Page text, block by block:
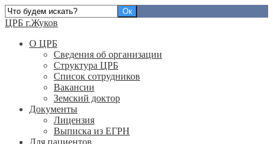
ЦРБ г.Жуков
О ЦРБ
Сведения об организации
Структура ЦРБ
Список сотрудников
Вакансии
Земский доктор
Документы
Лицензия
Выписка из ЕГРН
Для пациентов